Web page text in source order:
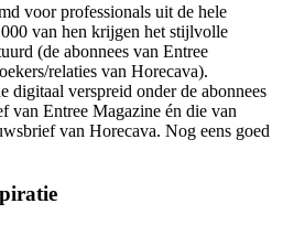
voor professionals uit de hele
van hen krijgen het stijlvolle
(de abonnees van Entree
relaties van Horecava).
digitaal verspreid onder de abonnees
van Entree Magazine én die van
van Horecava. Nog eens goed